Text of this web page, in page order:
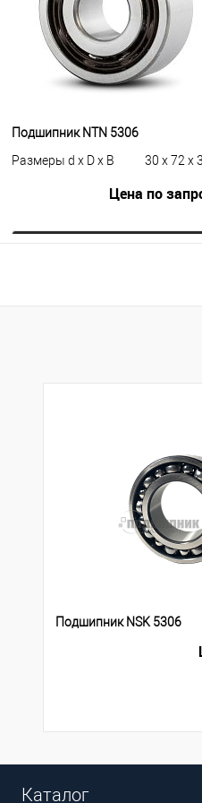
Подшипник NTN 5306
Размеры d x D x B
30 x 72 x
Цена по
Купить в 1 клик
К
Подшипник NSK 5306
Каталог